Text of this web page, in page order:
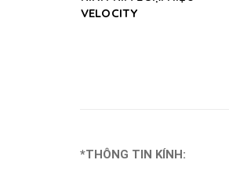
VELOCITY
*THÔNG TIN KÍNH: